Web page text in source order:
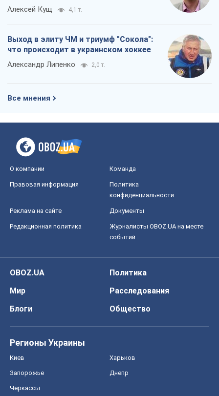
Алексей Кущ 4,1 т.
Выход в элиту ЧМ и триумф "Сокола":
что происходит в украинском хоккее
Александр Липенко 2,0 т.
Все мнения
О компании Команда
Правовая информация
Политика
конфиденциальности
Реклама на сайте Документы
Редакционная политика
Журналисты OBOZ.UA на месте
событий
OBOZ.UA
Политика
Мир
Расследования
Блоги
Общество
Регионы Украины
Киев Харьков
Запорожье Днепр
Черкассы